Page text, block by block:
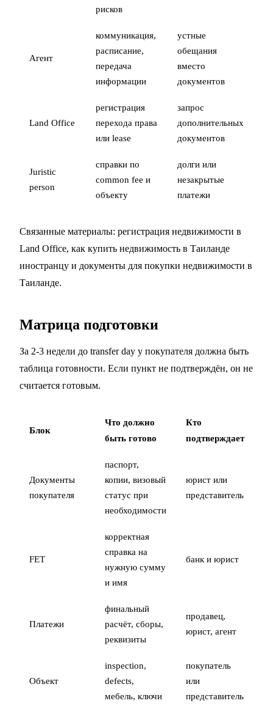
рисков
Агент
коммуникация,
расписание,
передача
информации
устные
обещания
вместо
документов
Land Office
регистрация
перехода права
или lease
запрос
дополнительных
документов
Juristic
person
справки по
common fee и
объекту
долги или
незакрытые
платежи
Связанные материалы: регистрация недвижимости в
Land Office, как купить недвижимость в Таиланде
иностранцу и документы для покупки недвижимости в
Таиланде.
Матрица подготовки
За 2-3 недели до transfer day у покупателя должна быть
таблица готовности. Если пункт не подтверждён, он не
считается готовым.
Блок
Что должно
быть готово
Кто
подтверждает
Документы
покупателя
паспорт,
копии, визовый
статус при
необходимости
юрист или
представитель
FET
корректная
справка на
нужную сумму
и имя
банк и юрист
Платежи
финальный
расчёт, сборы,
реквизиты
продавец,
юрист, агент
Объект
inspection,
defects,
мебель, ключи
покупатель
или
представитель